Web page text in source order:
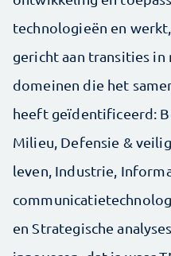
technologieën en
gericht aan transities in
domeinen die het
heeft geïdentificeerd:
Milieu, Defensie &
leven, Industrie,
en Strategische